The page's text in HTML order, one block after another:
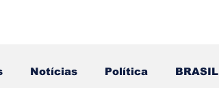
Notícias Política BRASIL